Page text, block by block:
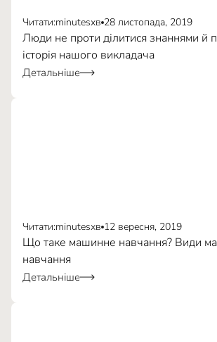
Читати:minutesхв 28 листопада, 2019
Люди не проти ділитися знаннями й
історія нашого викладача
Детальніше
Читати:minutesхв 12 вересня, 2019
Що таке машинне навчання? Види
навчання
Детальніше